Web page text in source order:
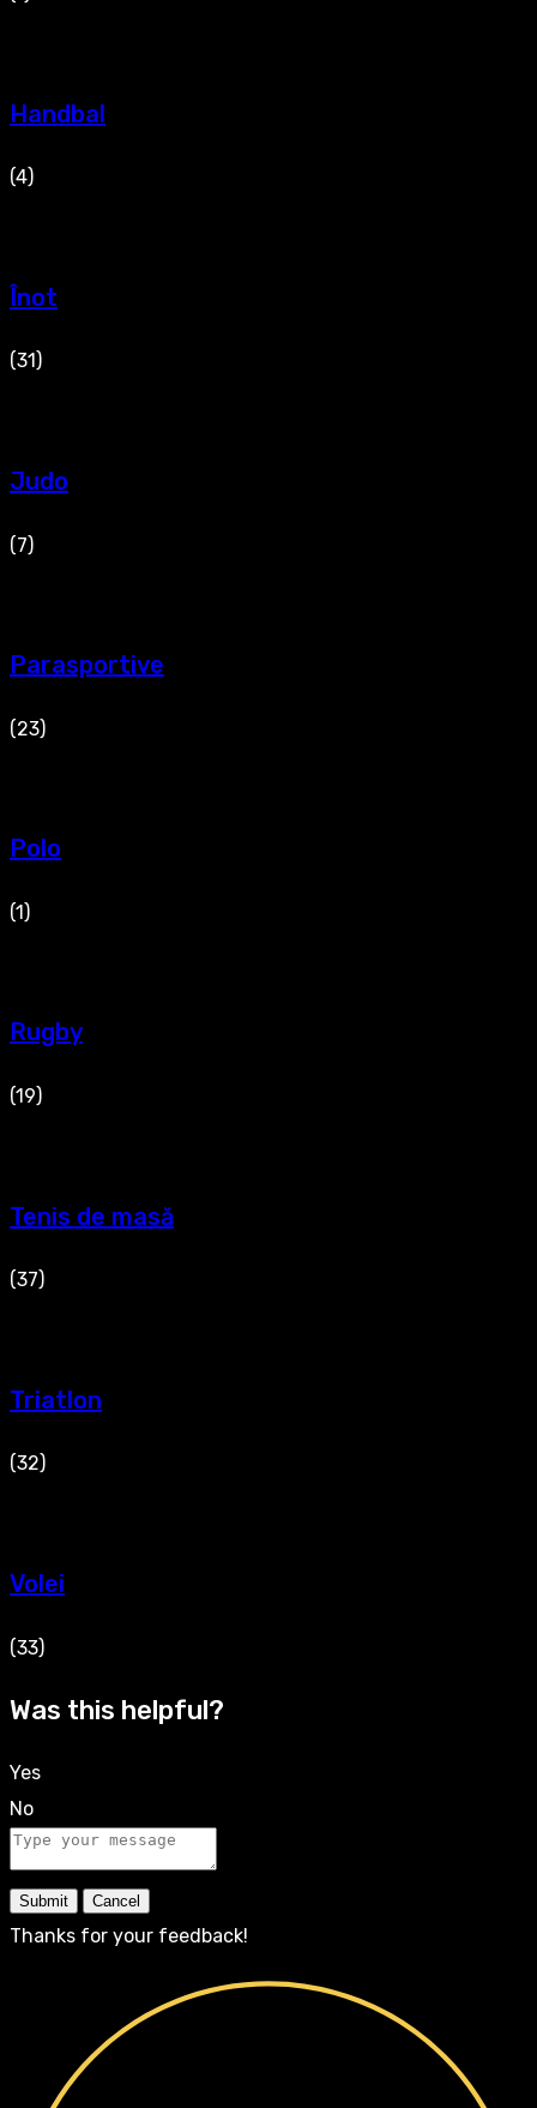
Handbal
(4)
Înot
(31)
Judo
(7)
Parasportive
(23)
Polo
(1)
Rugby
(19)
Tenis de masă
(37)
Triatlon
(32)
Volei
(33)
Was this helpful?
Yes
No
Submit Cancel
Thanks for your feedback!